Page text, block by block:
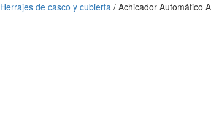
Herrajes de casco y cubierta/ Achicador Automático